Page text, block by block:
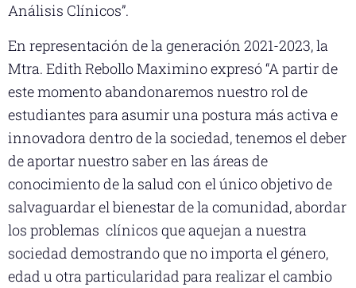
Análisis Clínicos”.
En representación de la generación 2021-2023, la
Mtra. Edith Rebollo Maximino expresó “A partir de
este momento abandonaremos nuestro rol de
estudiantes para asumir una postura más activa e
innovadora dentro de la sociedad, tenemos el deber
de aportar nuestro saber en las áreas de
conocimiento de la salud con el único objetivo de
salvaguardar el bienestar de la comunidad, abordar
los problemas clínicos que aquejan a nuestra
sociedad demostrando que no importa el género,
edad u otra particularidad para realizar el cambio